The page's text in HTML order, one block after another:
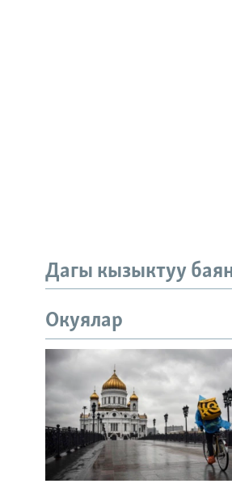
Дагы кызыктуу
Окуялар